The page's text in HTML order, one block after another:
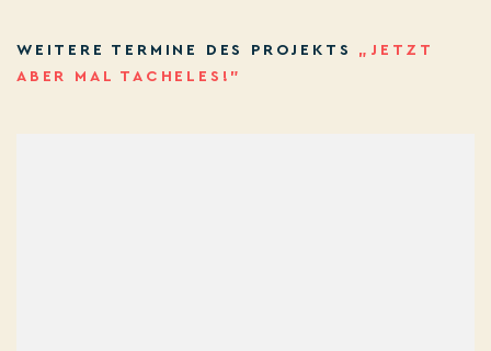
WEITERE TERMINE DES PROJEKTS „JETZT
ABER MAL TACHELES!”